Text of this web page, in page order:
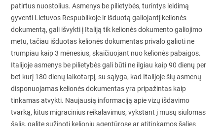
patirtus nuostolius. Asmenys be pilietybės, turintys leidimą
gyventi Lietuvos Respublikoje ir išduotą galiojantį kelionės
dokumentą, gali išvykti į Italiją tik kelionės dokumento galiojimo
metu, tačiau išduotas kelionės dokumentas privalo galioti ne
trumpiau kaip 3 mėnesius, skaičiuojant nuo kelionės pabaigos.
Italijoje asmenys be pilietybės gali būti ne ilgiau kaip 90 dienų per
bet kurį 180 dienų laikotarpį, su sąlyga, kad Italijoje šių asmenų
disponuojamas kelionės dokumentas yra pripažintas kaip
tinkamas atvykti. Naujausią informaciją apie vizų išdavimo
tvarką, kitus migracinius reikalavimus, vykstant į mūsų siūlomas
šalis, galite sužinoti kelionių agentūrose ar atitinkamos šalies